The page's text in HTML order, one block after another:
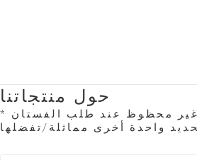
حول منتجاتنا
محظوظ عند طلب الفستان